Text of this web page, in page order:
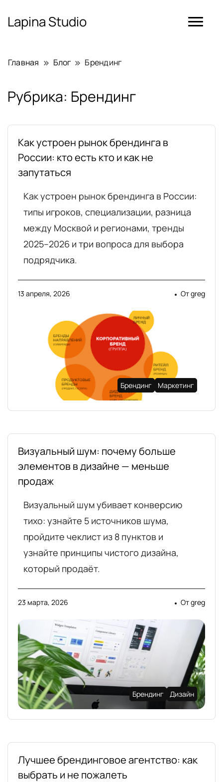
Lapina Studio
Главная Блог Брендинг
Рубрика: Брендинг
Как устроен рынок брендинга в
России: кто есть кто и как не
запутаться
Как устроен рынок брендинга в России:
типы игроков, специализации, разница
между Москвой и регионами, тренды
2025–2026 и три вопроса для выбора
подрядчика.
13 апреля, 2026 Отgreg
Брендинг Маркетинг
Визуальный шум: почему больше
элементов в дизайне — меньше
продаж
Визуальный шум убивает конверсию
тихо: узнайте 5 источников шума,
пройдите чеклист из 8 пунктов и
узнайте принципы чистого дизайна,
который продаёт.
23 марта, 2026 Отgreg
Брендинг Дизайн
Лучшее брендинговое агентство: как
выбрать и не пожалеть